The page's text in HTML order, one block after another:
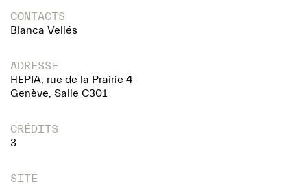
CONTACTS
Blanca Vellés
ADRESSE
HEPIA, rue de la Prairie 4
Genève, Salle C301
CRÉDITS
3
SITE